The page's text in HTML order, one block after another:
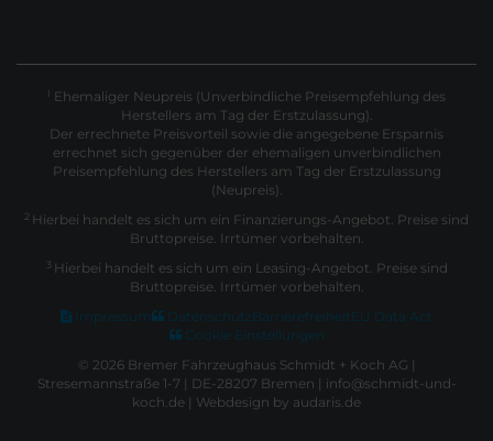
1 Ehemaliger Neupreis (Unverbindliche Preisempfehlung des
Herstellers am Tag der Erstzulassung).
Der errechnete Preisvorteil sowie die angegebene Ersparnis
errechnet sich gegenüber der ehemaligen unverbindlichen
Preisempfehlung des Herstellers am Tag der Erstzulassung
(Neupreis).
2 Hierbei handelt es sich um ein Finanzierungs-Angebot. Preise sind
Bruttopreise. Irrtümer vorbehalten.
3 Hierbei handelt es sich um ein Leasing-Angebot. Preise sind
Bruttopreise. Irrtümer vorbehalten.
Impressum
Datenschutz Barrierefreiheit EU Data Act
Cookie Einstellungen
© 2026 Bremer Fahrzeughaus Schmidt + Koch AG |
Stresemannstraße 1-7 | DE-28207 Bremen | info@schmidt-und-
koch.de | Webdesign by audaris.de